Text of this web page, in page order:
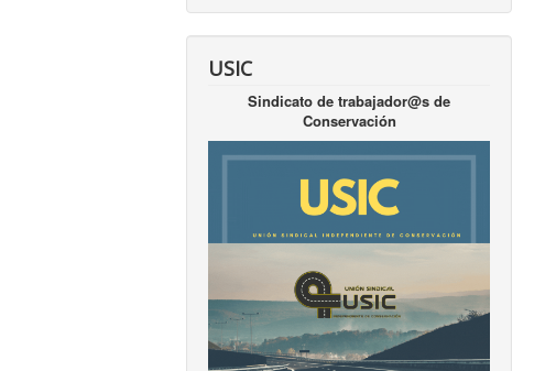
USIC
Sindicato de trabajador@s de
Conservación